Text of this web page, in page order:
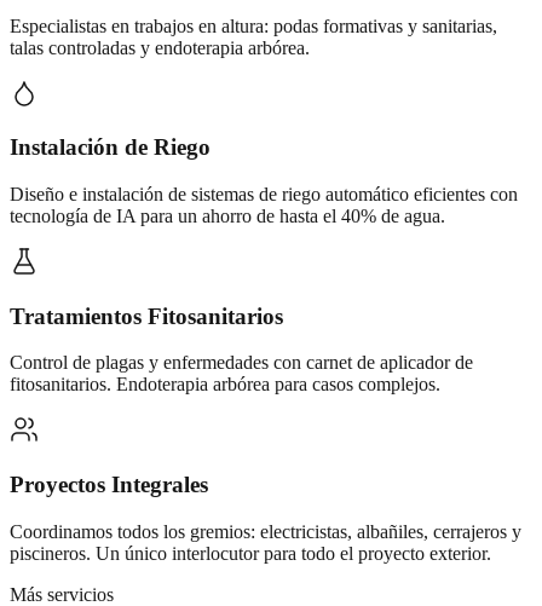
Especialistas en trabajos en altura: podas formativas y sanitarias,
talas controladas y endoterapia arbórea.
Instalación de Riego
Diseño e instalación de sistemas de riego automático eficientes con
tecnología de IA para un ahorro de hasta el 40% de agua.
Tratamientos Fitosanitarios
Control de plagas y enfermedades con carnet de aplicador de
fitosanitarios. Endoterapia arbórea para casos complejos.
Proyectos Integrales
Coordinamos todos los gremios: electricistas, albañiles, cerrajeros y
piscineros. Un único interlocutor para todo el proyecto exterior.
Más servicios